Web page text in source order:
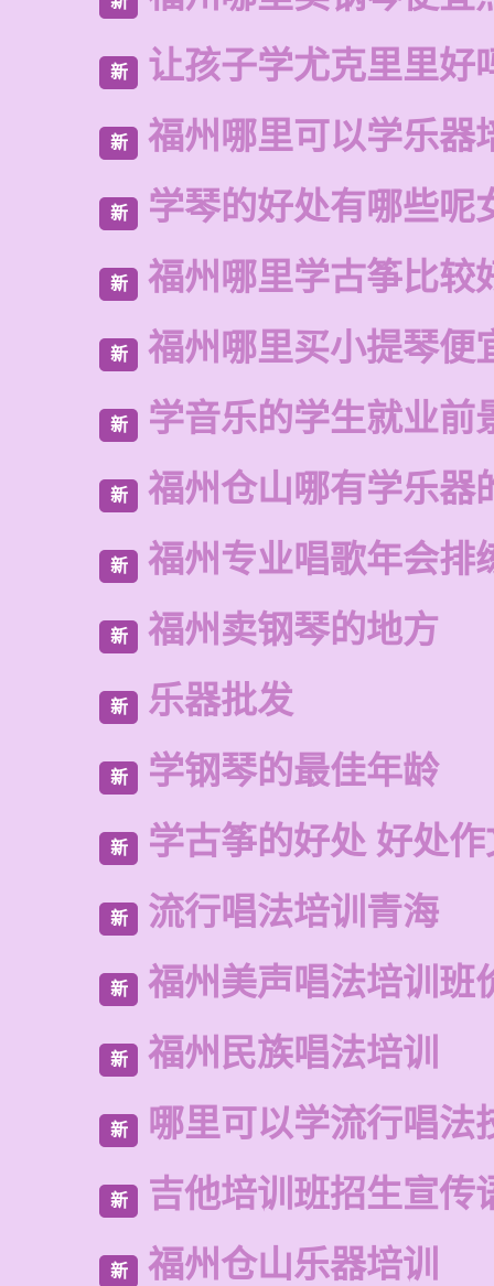
新 让孩子学尤克里里好
新 福州哪里可以学乐器
新 学琴的好处有哪些呢
新 福州哪里学古筝比较
新 福州哪里买小提琴便
新 学音乐的学生就业前
新 福州仓山哪有学乐器
新 福州专业唱歌年会排
新 福州卖钢琴的地方
新 乐器批发
新 学钢琴的最佳年龄
新 学古筝的好处 好处作
新 流行唱法培训青海
新 福州美声唱法培训班
新 福州民族唱法培训
新 哪里可以学流行唱法
新 吉他培训班招生宣传
新 福州仓山乐器培训